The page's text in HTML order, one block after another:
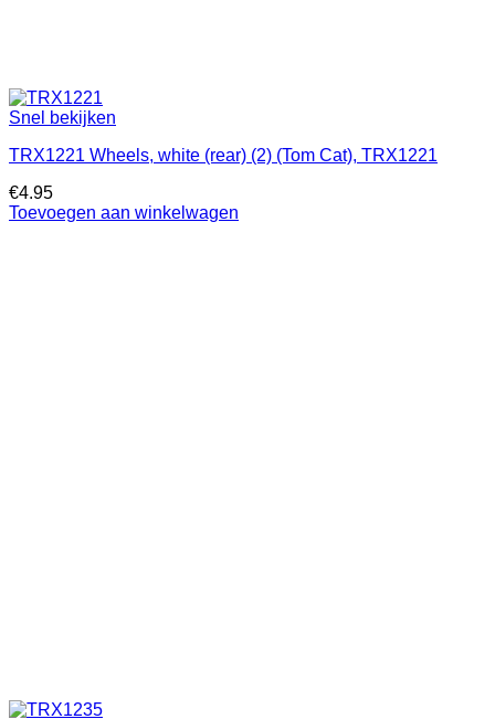
Snel bekijken
TRX1221 Wheels, white (rear) (2) (Tom Cat), TRX1221
€4.95
Toevoegen aan winkelwagen